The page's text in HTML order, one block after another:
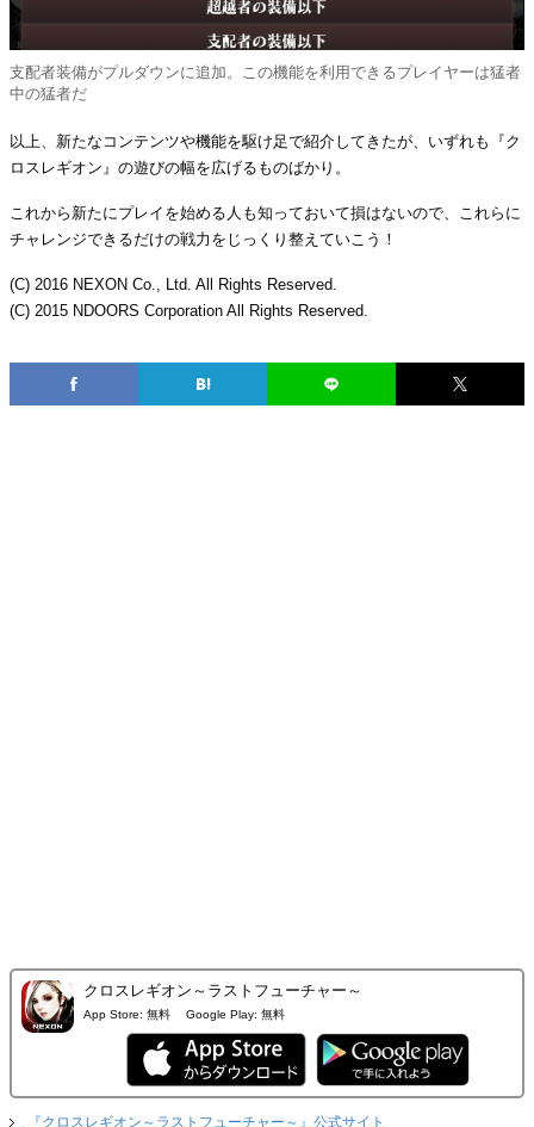
支配者装備がプルダウンに追加。この機能を利用できるプレイヤーは猛者
中の猛者だ
以上、新たなコンテンツや機能を駆け足で紹介してきたが、いずれも『ク
ロスレギオン』の遊びの幅を広げるものばかり。
これから新たにプレイを始める人も知っておいて損はないので、これらに
チャレンジできるだけの戦力をじっくり整えていこう！
(C) 2016 NEXON Co., Ltd. All Rights Reserved.
(C) 2015 NDOORS Corporation All Rights Reserved.
クロスレギオン～ラストフューチャー～
App Store: 無料 Google Play: 無料
『クロスレギオン～ラストフューチャー～』公式サイト